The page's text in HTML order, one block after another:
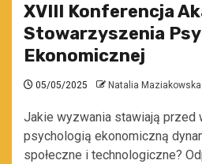
XVIII Konferencja
Stowarzyszenia
Ekonomicznej
05/05/2025 Natalia Maziakowska
Jakie wyzwania stawiają przed
psychologią ekonomiczną
społeczne i technologiczne?